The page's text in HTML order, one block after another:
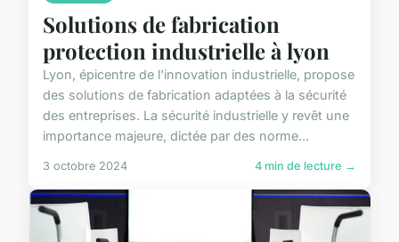
Solutions de fabrication
protection industrielle à lyon
Lyon, épicentre de l'innovation industrielle, propose
des solutions de fabrication adaptées à la sécurité
des entreprises. La sécurité industrielle y revêt une
importance majeure, dictée par des norme...
3 octobre 2024 4 min de lecture →